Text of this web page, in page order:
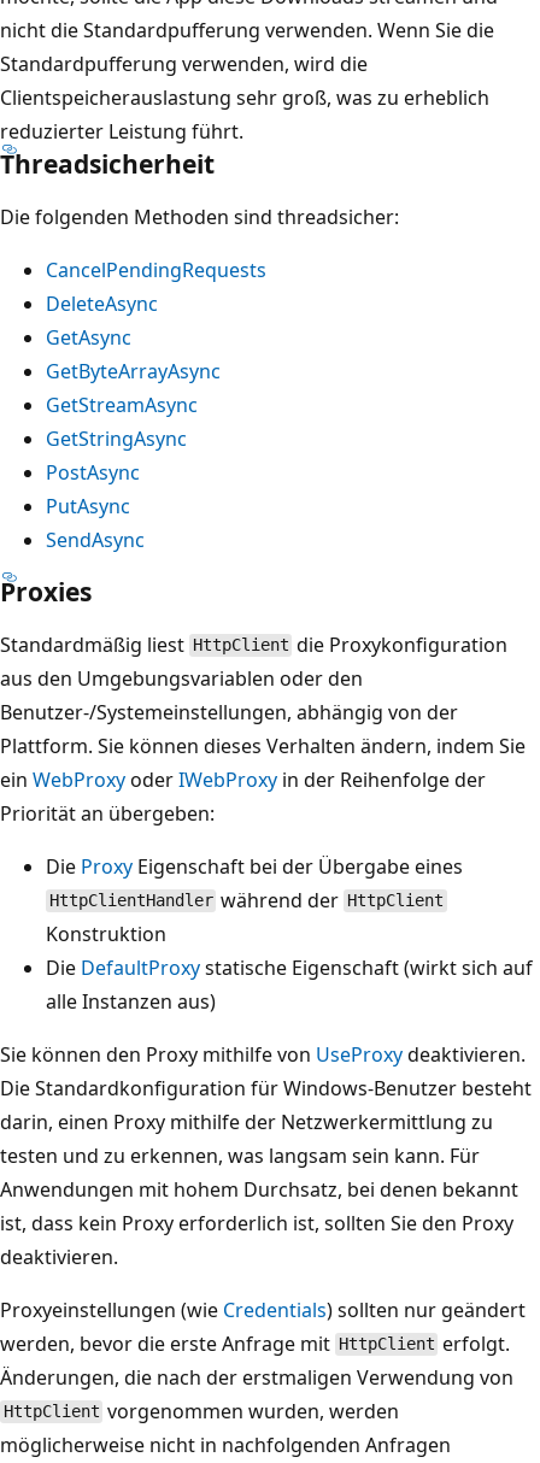
nicht die Standardpufferung verwenden. Wenn Sie die
Standardpufferung verwenden, wird die
Clientspeicherauslastung sehr groß, was zu erheblich
reduzierter Leistung führt.
Threadsicherheit
Die folgenden Methoden sind threadsicher:
CancelPendingRequests
DeleteAsync
GetAsync
GetByteArrayAsync
GetStreamAsync
GetStringAsync
PostAsync
PutAsync
SendAsync
Proxies
Standardmäßig liest HttpClient die Proxykonfiguration
aus den Umgebungsvariablen oder den
Benutzer-/Systemeinstellungen, abhängig von der
Plattform. Sie können dieses Verhalten ändern, indem Sie
ein WebProxyoderIWebProxy in der Reihenfolge der
Priorität an übergeben:
Die Proxy Eigenschaft bei der Übergabe eines
HttpClientHandler während der HttpClient
Konstruktion
Die DefaultProxystatische Eigenschaft (wirkt sich auf
alle Instanzen aus)
Sie können den Proxy mithilfe von UseProxydeaktivieren.
Die Standardkonfiguration für Windows-Benutzer besteht
darin, einen Proxy mithilfe der Netzwerkermittlung zu
testen und zu erkennen, was langsam sein kann. Für
Anwendungen mit hohem Durchsatz, bei denen bekannt
ist, dass kein Proxy erforderlich ist, sollten Sie den Proxy
deaktivieren.
Proxyeinstellungen (wie Credentials) sollten nur geändert
werden, bevor die erste Anfrage mit HttpClient erfolgt.
Änderungen, die nach der erstmaligen Verwendung von
HttpClient vorgenommen wurden, werden
möglicherweise nicht in nachfolgenden Anfragen